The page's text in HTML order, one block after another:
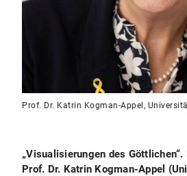
Prof. Dr. Katrin Kogman-Appel,
„Visualisierungen des
Prof. Dr. Katrin Kogman-Appel